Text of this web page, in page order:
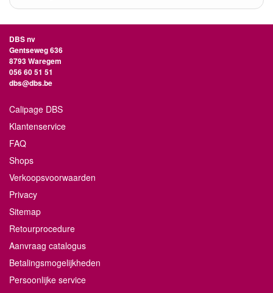
DBS nv
Gentseweg 636
8793 Waregem
056 60 51 51
dbs@dbs.be
Calipage DBS
Klantenservice
FAQ
Shops
Verkoopsvoorwaarden
Privacy
Sitemap
Retourprocedure
Aanvraag catalogus
Betalingsmogelijkheden
Persoonlijke service